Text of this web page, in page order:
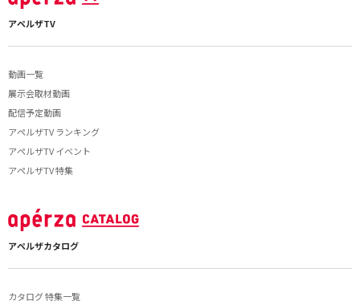
アペルザTV
動画一覧
展示会取材動画
配信予定動画
アペルザTV ランキング
アペルザTV イベント
アペルザTV 特集
アペルザカタログ
カタログ 特集一覧